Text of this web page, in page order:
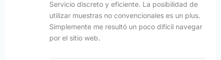
Servicio discreto y eficiente. La posibilidad de
utilizar muestras no convencionales es un plus.
Simplemente me resultó un poco difícil navegar
por el sitio web.